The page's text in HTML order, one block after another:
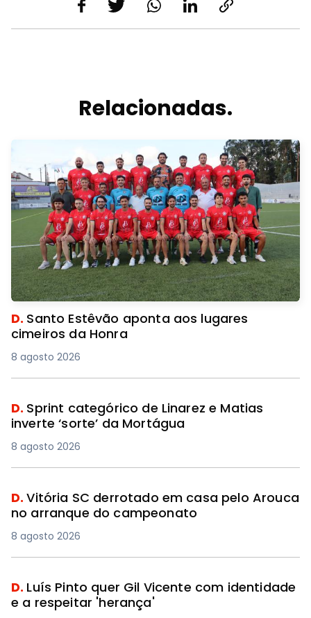
Relacionadas.
D. Santo Estêvão aponta aos lugares
cimeiros da Honra
8 agosto 2026
D. Sprint categórico de Linarez e Matias
inverte ‘sorte’ da Mortágua
8 agosto 2026
D.Vitória SC derrotado em casa pelo Arouca
no arranque do campeonato
8 agosto 2026
D. Luís Pinto quer Gil Vicente com identidade
e a respeitar 'herança'